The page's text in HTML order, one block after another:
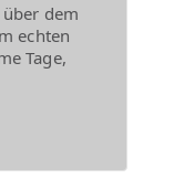
dem
echten
Tage,